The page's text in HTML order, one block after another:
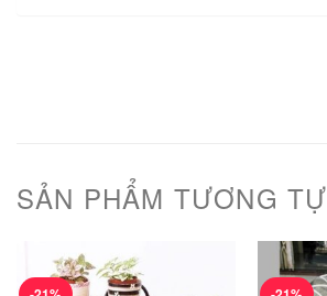
SẢN PHẨM TƯƠNG TỰ